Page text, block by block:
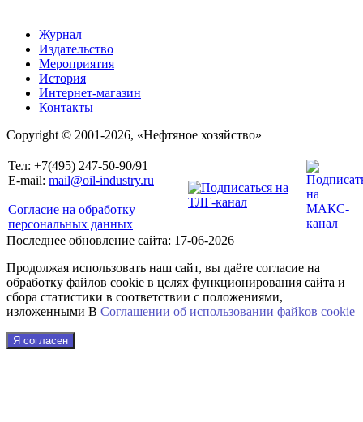
Журнал
Издательство
Мероприятия
История
Интернет-магазин
Контакты
Copyright © 2001-2026, «Нефтяное хозяйство»
Тел: +7(495) 247-50-90/91
E-mail: mail@oil-industry.ru
Согласие на обработку
персональных данных
Последнее обновление сайта: 17-06-2026
Продолжая использовать наш сайт, вы даёте согласие на
обработку файлов cookie в целях функционирования сайта и
сбора статистики в соответствии с положениями,
изложенными В Соглашении об использовании файkов cookie
Я согласен